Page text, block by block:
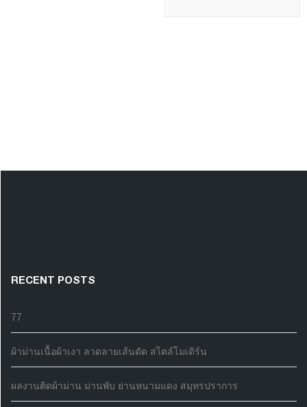
RECENT POSTS
77
ผ้าม่านเนื้อผ้าเงา ลวดลายเส้นดัด สไตล์โมเดิร์น
ผลงานติดผ้าม่าน ม่านพับ ย่านหนามแดง สมุทรปราการ